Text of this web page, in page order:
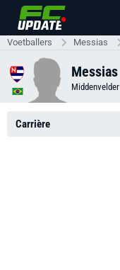
Voetballers Messias
Messias
Middenvelder
Carrière